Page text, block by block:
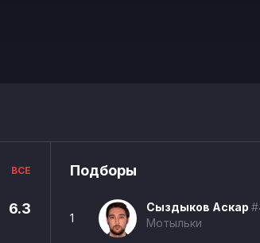
ВСЕ
6.3
Подборы
1
Сыздыков Аскар
Мотыльки